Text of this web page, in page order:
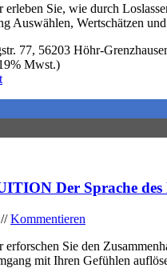
erleben Sie, wie durch
Auswählen, Wertschätzen
77, 56203 Höhr-
Mwst.)
Der Sprache des
//Kommentieren
erforschen Sie den
mit Ihren Gefühlen